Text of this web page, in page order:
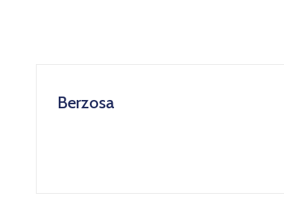
Berzosa